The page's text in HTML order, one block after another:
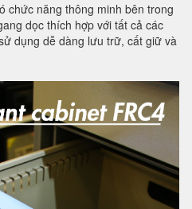
chức năng thông minh bên trong
dọc thích hợp với tất cả các
dụng dễ dàng lưu trữ, cất giữ và